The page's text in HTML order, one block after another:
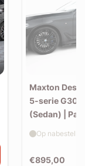
Maxton
5-serie G30
(Sedan) |
€895,00
Op